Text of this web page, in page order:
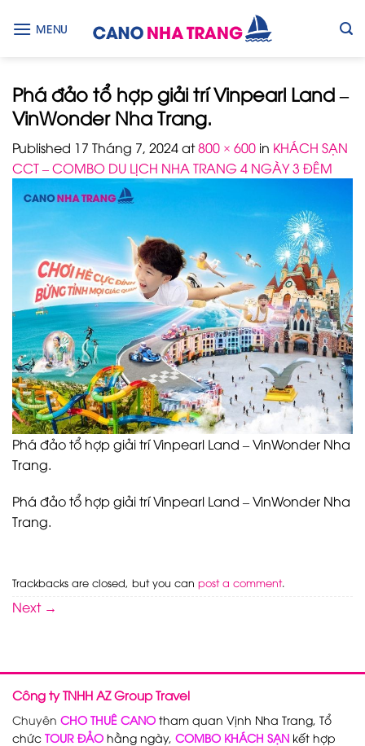
MENU
Phá đảo tổ hợp giải trí Vinpearl Land –
VinWonder Nha Trang.
Published 17 Tháng 7, 2024at800 × 600 in KHÁCH SẠN
CCT – COMBO DU LỊCH NHA TRANG 4 NGÀY 3 ĐÊM
Phá đảo tổ hợp giải trí Vinpearl Land – VinWonder Nha
Trang.
Phá đảo tổ hợp giải trí Vinpearl Land – VinWonder Nha
Trang.
Trackbacks are closed, but you can post a comment.
Next →
Công ty TNHH AZ Group Travel
Chuyên CHO THUÊ CANO tham quan Vịnh Nha Trang, Tổ
chức TOUR ĐẢO hằng ngày, COMBO KHÁCH SẠN kết hợp